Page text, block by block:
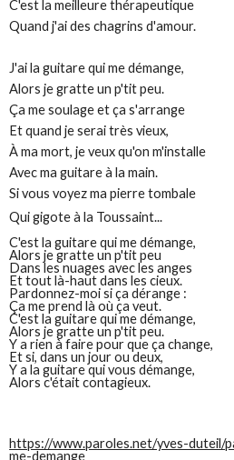
C'est la meilleure thérapeutique
Quand j'ai des chagrins d'amour.
J'ai la guitare qui me démange,
Alors je gratte un p'tit peu.
Ça me soulage et ça s'arrange
Et quand je serai très vieux,
À ma mort, je veux qu'on m'installe
Avec ma guitare à la main.
Si vous voyez ma pierre tombale
Qui gigote à la Toussaint...
C'est la guitare qui me démange,
Alors je gratte un p'tit peu
Dans les nuages avec les anges
Et tout là-haut dans les cieux.
Pardonnez-moi si ça dérange :
Ça me prend là où ça veut.
C'est la guitare qui me démange,
Alors je gratte un p'tit peu.
Y a rien à faire pour que ça change,
Et si, dans un jour ou deux,
Y a la guitare qui vous démange,
Alors c'était contagieux.
https://www.paroles.net/yves-duteil/
me-demange